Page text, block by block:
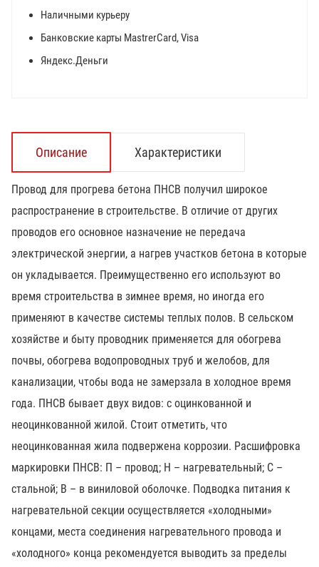
Наличными курьеру
Банковские карты MastrerCard, Visa
Яндекс.Деньги
Описание Характеристики
Провод для прогрева бетона ПНСВ получил широкое
распространение в строительстве. В отличие от других
проводов его основное назначение не передача
электрической энергии, а нагрев участков бетона в которые
он укладывается. Преимущественно его используют во
время строительства в зимнее время, но иногда его
применяют в качестве системы теплых полов. В сельском
хозяйстве и быту проводник применяется для обогрева
почвы, обогрева водопроводных труб и желобов, для
канализации, чтобы вода не замерзала в холодное время
года. ПНСВ бывает двух видов: с оцинкованной и
неоцинкованной жилой. Стоит отметить, что
неоцинкованная жила подвержена коррозии. Расшифровка
маркировки ПНСВ: П – провод; Н – нагревательный; С –
стальной; В – в виниловой оболочке. Подводка питания к
нагревательной секции осуществляется «холодными»
концами, места соединения нагревательного провода и
«холодного» конца рекомендуется выводить за пределы